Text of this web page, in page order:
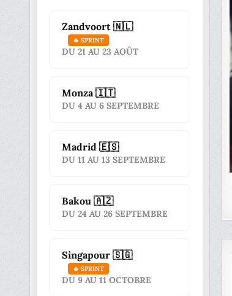
Zandvoort 🇳🇱
🔥 SPRINT
DU 21 AU 23 AOÛT
Monza 🇮🇹
DU 4 AU 6 SEPTEMBRE
Madrid 🇪🇸
DU 11 AU 13 SEPTEMBRE
Bakou 🇦🇿
DU 24 AU 26 SEPTEMBRE
Singapour 🇸🇬
🔥 SPRINT
DU 9 AU 11 OCTOBRE